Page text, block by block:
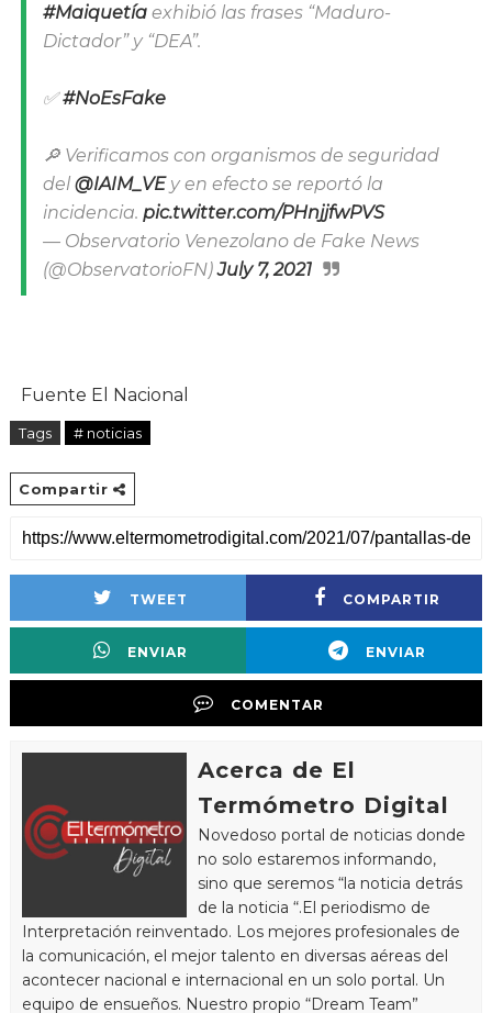
#Maiquetíaexhibió las frases “Maduro-
Dictador” y “DEA”.
✅#NoEsFake
🔎 Verificamos con organismos de seguridad
del @IAIM_VEy en efecto se reportó la
incidencia. pic.twitter.com/PHnjjfwPVS
— Observatorio Venezolano de Fake News
(@ObservatorioFN)July 7, 2021
Fuente El Nacional
Tags # noticias
Compartir
TWEET COMPARTIR
ENVIAR ENVIAR
COMENTAR
Acerca de El
Termómetro Digital
Novedoso portal de noticias donde
no solo estaremos informando,
sino que seremos “la noticia detrás
de la noticia “.El periodismo de
Interpretación reinventado. Los mejores profesionales de
la comunicación, el mejor talento en diversas aéreas del
acontecer nacional e internacional en un solo portal. Un
equipo de ensueños. Nuestro propio “Dream Team”